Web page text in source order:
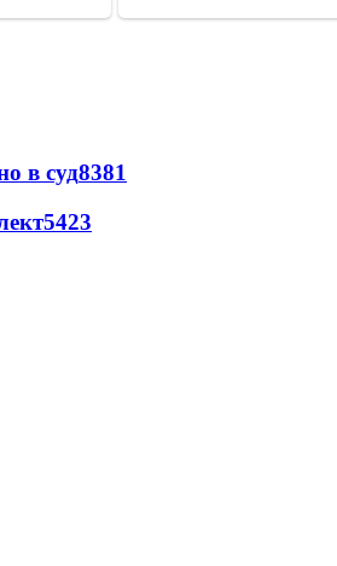
в суд8381
5423